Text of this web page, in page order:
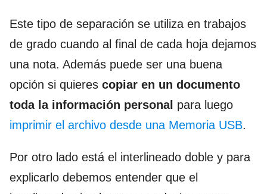
Este tipo de separación se utiliza en trabajos
de grado cuando al final de cada hoja dejamos
una nota. Además puede ser una buena
opción si quieres copiar en un documento
toda la información personal para luego
imprimir el archivo desde una Memoria USB.
Por otro lado está el interlineado doble y para
explicarlo debemos entender que el